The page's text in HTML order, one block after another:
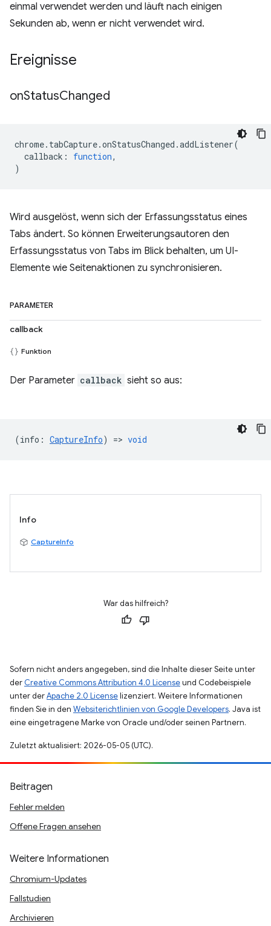
einmal verwendet werden und läuft nach einigen
Sekunden ab, wenn er nicht verwendet wird.
Ereignisse
onStatusChanged
chrome. tabCapture.onStatusChanged .addListener(
callback : function,
)
Wird ausgelöst, wenn sich der Erfassungsstatus eines
Tabs ändert. So können Erweiterungsautoren den
Erfassungsstatus von Tabs im Blick behalten, um UI-
Elemente wie Seitenaktionen zu synchronisieren.
PARAMETER
callback
Funktion
Der Parameter callback sieht so aus:
(info : CaptureInfo) => void
Info
CaptureInfo
War das hilfreich?
Sofern nicht anders angegeben, sind die Inhalte dieser Seite unter
der Creative Commons Attribution 4.0 Licenseund Codebeispiele
unter derApache 2.0 Licenselizenziert. Weitere Informationen
finden Sie in den Websiterichtlinien von Google Developers. Java ist
eine eingetragene Marke von Oracle und/oder seinen Partnern.
Zuletzt aktualisiert: 2026-05-05 (UTC).
Beitragen
Fehler melden
Offene Fragen ansehen
Weitere Informationen
Chromium-Updates
Fallstudien
Archivieren